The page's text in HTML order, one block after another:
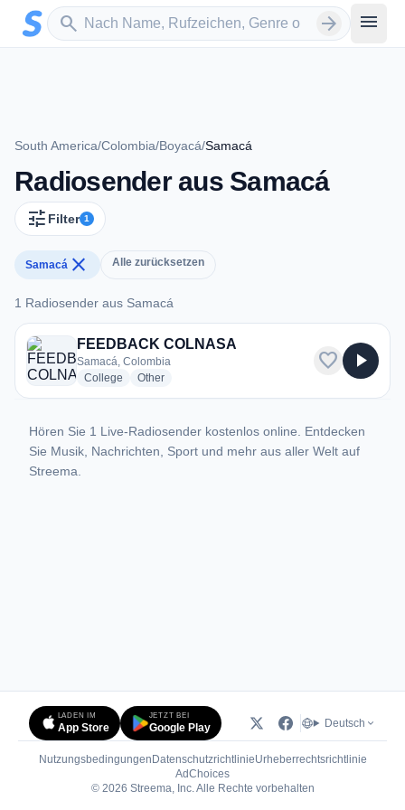
Zum Hauptinhalt springen
search
Sender suchen arrow_forward menu
South America/Colombia/Boyacá/Samacá
Radiosender aus Samacá
tune Filter 1
Samacá close Alle zurücksetzen
1 Radiosender aus Samacá
1 Radiosender aus Samacá
FEEDBACK COLNASA
Samacá, Colombia
College radio stations
Otherradio stations
favorite play_arrow
Hören Sie 1 Live-Radiosender kostenlos online. Entdecken
Sie Musik, Nachrichten, Sport und mehr aus aller Welt auf
Streema.
LADEN IM
App Store
JETZT BEI
Google Play Deutsch
Nutzungsbedingungen DatenschutzrichtlinieUrheberrechtsrichtlinie
AdChoices(öffnet in neuem Tab)
© 2026 Streema, Inc. Alle Rechte vorbehalten